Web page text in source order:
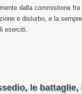
dalla commistione
e disturbo, e la
eserciti.
le battaglie,